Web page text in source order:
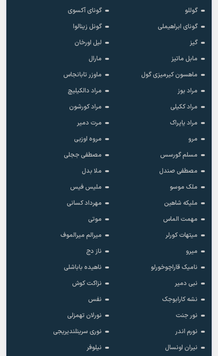
گوللو
گونای آکسوی
گونای ابراهیملی
گونل زینالوا
گیز
لیل اورخان
مابل ماتیز
مارال
ماهسون کیرمیزی گول
ماوزر تابانجاس
مراد بوز
مراد دالکیلیچ
مراد ککیلی
مراد کورشون
مراد یاپراک
مرت دمیر
مرو
مروه اوزبی
مسلم گورسس
مصطفی ججلی
مصطفی صندل
ملا بدل
ملک موسو
ملیس فیس
ملیکه شاهین
مهرداد کسانی
مهمت الماس
موتی
میتهات کورلر
میرالم میرالموف
میرو
ناز دج
نامیک قاراچوخورلو
ناهیده باباشلی
نبی دمیر
نزاکت کوش
نشه کارابوجک
نفس
نور جنت
نورلان تهمزلی
نورم اندر
نوری سرینلندیریجی
نیران اونسال
نیلوفر